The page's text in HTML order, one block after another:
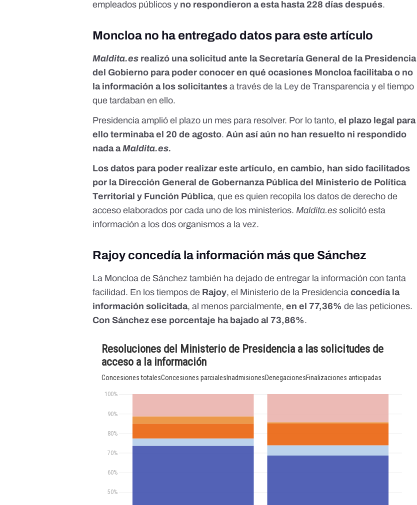
empleados públicos y no respondieron a esta hasta 228 días después.
Moncloa no ha entregado datos para este artículo
Maldita.es realizó una solicitud ante la Secretaría General de la Presidencia
del Gobierno para poder conocer en qué ocasiones Moncloa facilitaba o no
la información a los solicitantes a través de la Ley de Transparencia y el tiempo
que tardaban en ello.
Presidencia amplió el plazo un mes para resolver. Por lo tanto,el plazo legal para
ello terminaba el 20 de agosto.Aún así aún no han resuelto ni respondido
nada aMaldita.es.
Los datos para poder realizar este artículo, en cambio, han sido facilitados
por la Dirección General de Gobernanza Pública del Ministerio de Política
Territorial y Función Pública, que es quien recopila los datos de derecho de
acceso elaborados por cada uno de los ministerios.Maldita.es solicitó esta
información a los dos organismos a la vez.
Rajoy concedía la información más que Sánchez
La Moncloa de Sánchez también ha dejado de entregar la información con tanta
facilidad. En los tiempos de Rajoy, el Ministerio de la Presidenciaconcedía la
información solicitada, al menos parcialmente,en el 77,36% de las peticiones.
Con Sánchez ese porcentaje ha bajado al 73,86%.